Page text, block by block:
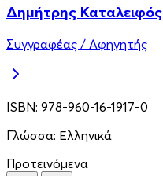
Δημήτρης Καταλειφός
Συγγραφέας / Αφηγητής
ISBN: 978-960-16-1917-0
Γλώσσα: Ελληνικά
Προτεινόμενα